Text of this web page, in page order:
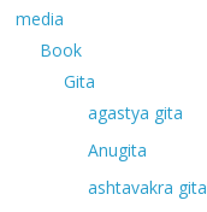
media
Book
Gita
agastya gita
Anugita
ashtavakra gita